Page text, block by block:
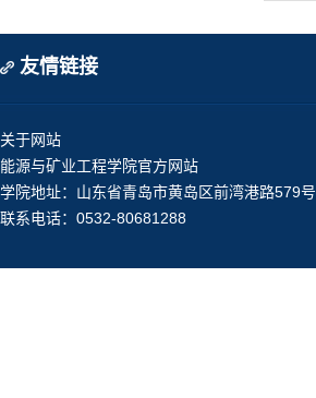
友情链接
关于网站
能源与矿业工程学院官方网站
学院地址：山东省青岛市黄岛区前湾港路579号
联系电话：0532-80681288